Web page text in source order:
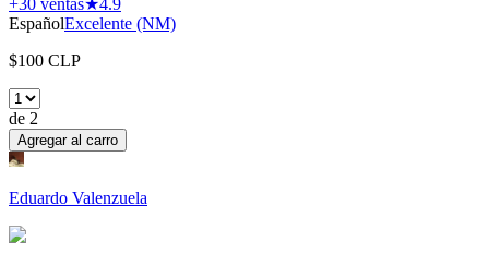
+30 ventas★4.9
EspañolExcelente (NM)
$100 CLP
de 2
Agregar al carro
Eduardo Valenzuela